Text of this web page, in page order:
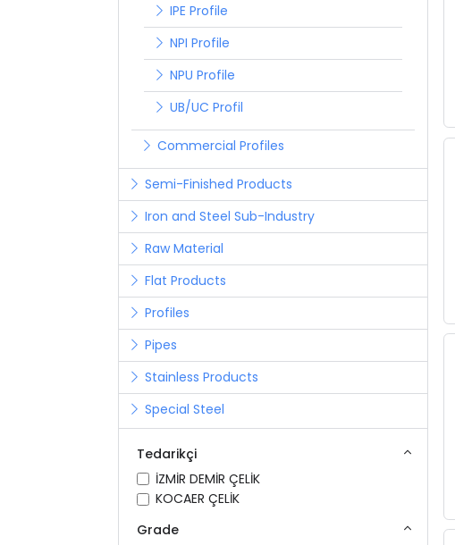
IPE Profile
NPI Profile
NPU Profile
UB/UC Profil
Commercial Profiles
Semi-Finished Products
Iron and Steel Sub-Industry
Raw Material
Flat Products
Profiles
Pipes
Stainless Products
Special Steel
Tedarikçi
İZMİR DEMİR ÇELİK
KOCAER ÇELİK
Grade